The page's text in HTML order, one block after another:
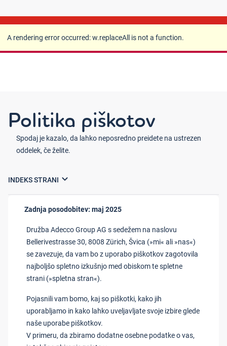
A rendering error occurred:w.replaceAll is not a
function.
A rendering error occurred:w.replaceAll is not a function.
Politika piškotov
Spodaj je kazalo, da lahko neposredno preidete na ustrezen
oddelek, če želite.
expand_more
Zadnja posodobitev: maj 2025
Družba Adecco Group AG s sedežem na naslovu
Bellerivestrasse 30, 8008 Zürich, Švica (»mi« ali »nas«)
se zavezuje, da vam bo z uporabo piškotkov zagotovila
najboljšo spletno izkušnjo med obiskom te spletne
strani (»spletna stran«).
Pojasnili vam bomo, kaj so piškotki, kako jih
uporabljamo in kako lahko uveljavljate svoje izbire glede
naše uporabe piškotkov.
V primeru, da zbiramo dodatne osebne podatke o vas,